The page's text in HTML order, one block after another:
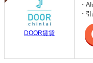
DOOR賃貸
・
・